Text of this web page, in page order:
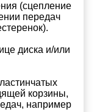
(сцепление
передач
диска и/или
корзины,
например